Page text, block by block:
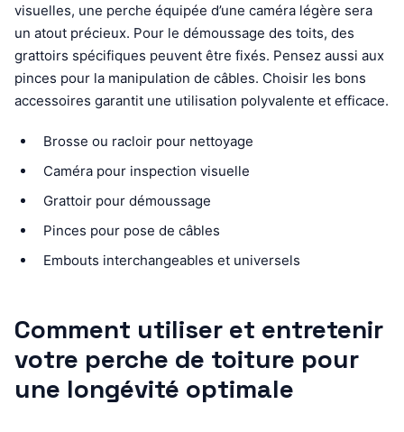
visuelles, une perche équipée d’une caméra légère sera
un atout précieux. Pour le démoussage des toits, des
grattoirs spécifiques peuvent être fixés. Pensez aussi aux
pinces pour la manipulation de câbles. Choisir les bons
accessoires garantit une utilisation polyvalente et efficace.
Brosse ou racloir pour nettoyage
Caméra pour inspection visuelle
Grattoir pour démoussage
Pinces pour pose de câbles
Embouts interchangeables et universels
Comment utiliser et entretenir
votre perche de toiture pour
une longévité optimale